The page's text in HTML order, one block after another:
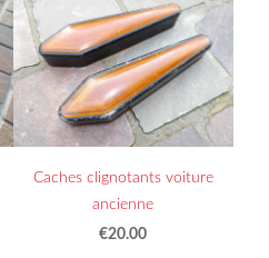
Caches clignotants voiture
ancienne
€20.00